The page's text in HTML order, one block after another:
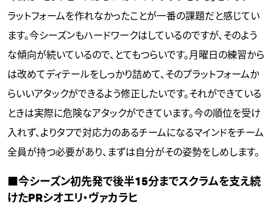
ラットフォームを作れなかったことが一番の課題だと感じてい
ます。今シーズンもハードワークはしているのですが、そのよう
な傾向が続いているので、とてもつらいです。月曜日の練習から
は改めてディテールをしっかり詰めて、そのプラットフォームか
らいいアタックができるよう修正したいです。それができている
ときは実際に危険なアタックができています。今の順位を受け
入れず、よりタフで対応力のあるチームになるマインドをチーム
全員が持つ必要があり、まずは自分がその姿勢をしめします。
■今シーズン初先発で後半15分までスクラムを支え続
けたPRシオエリ・ヴァカラヒ